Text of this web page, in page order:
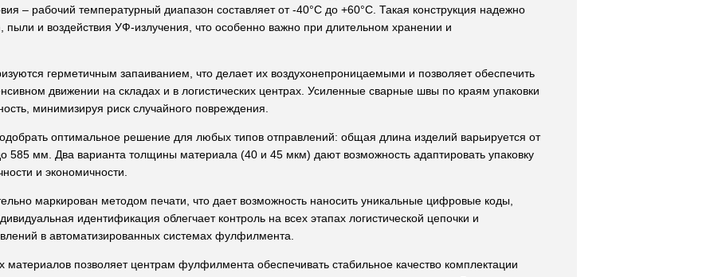
– рабочий температурный диапазон составляет от -40°С до +60°С. Такая конструкция надежно
пыли и воздействия УФ-излучения, что особенно важно при длительном хранении и
герметичным запаиванием, что делает их воздухонепроницаемыми и позволяет обеспечить
движении на складах и в логистических центрах. Усиленные сварные швы по краям упаковки
минимизируя риск случайного повреждения.
оптимальное решение для любых типов отправлений: общая длина изделий варьируется от
мм. Два варианта толщины материала (40 и 45 мкм) дают возможность адаптировать упаковку
и экономичности.
маркирован методом печати, что дает возможность наносить уникальные цифровые коды,
идентификация облегчает контроль на всех этапах логистической цепочки и
в автоматизированных системах фулфилмента.
материалов позволяет центрам фулфилмента обеспечивать стабильное качество комплектации